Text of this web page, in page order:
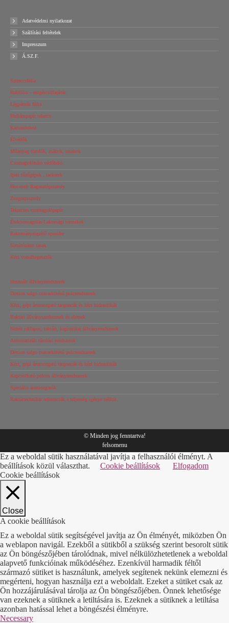
Adatvédelmi nyilatkozat
Szállítási feltételek
Impresszum
Á.SZ.F.
Sztreccsfólia
Habfólia – rezgéscsillapítás
Légpárnás fólia
Hullámpapír tekercs
Kartondoboz
Élvédők
Műanyag tömlők, zsákok, tasakok
Csomagolóháló védőháló
Ipari tűzőgépek , tackerek
Hot-melt Ragasztópisztoly
Zsugorpisztoly
Tekercses csomagolópapír
Ételcsomagolás-Lakossági termékek
Rakományrögzítő spanifer
Simítózáras tasak
Kézi vonalhegesztők
Használt állványrendszerek
Dexion salgo csavarkötésű polcrendszerek
Kézi, gépi árumozgató targoncák és kézi hidraulikák
Raktári állványszerkezetek és elemek
Nehéz raklapos, raktári, logisztikai állványrendszerek
Automatizált tárolási rendszerek
Dexion salgo csavarkötésű polcrendszerek
Kézi, gépi árumozgató targoncák és kézi hidraulikák
Kapcsolható polcos állványrendszerek
Speciális árumozgatók
Raktártechnikai referenciák a teljesség igénye nélkül…
© Minden jog fenntartva!
felsomenu
Ez a weboldal sütik használatával javítja a felhasználói élményt. A
beállítások közül választhat.
Cookie beállítások
Elfogadom
Cookie beállítások
Close
A cookie beállítások
Ez a weboldal sütik segítségével javítja az Ön élményét, miközben Ön
a weblapon navigál. Ezekből a sütikből a szükség szerint besorolt sütik
az Ön böngészőjében tárolódnak, mivel nélkülözhetetlenek a weboldal
alapvető funkcióinak működéséhez. Ezenkívül harmadik féltől
származó sütiket is használunk, amelyek segítenek nekünk elemezni és
megérteni, hogyan használja ezt a weboldalt. Ezeket a sütiket csak az
Ön hozzájárulásával tárolja az Ön böngészőjében. Önnek lehetősége
van ezeknek a sütiknek a letiltására is. Ezeknek a sütiknek a letiltása
azonban hatással lehet a böngészési élményre.
Necessary